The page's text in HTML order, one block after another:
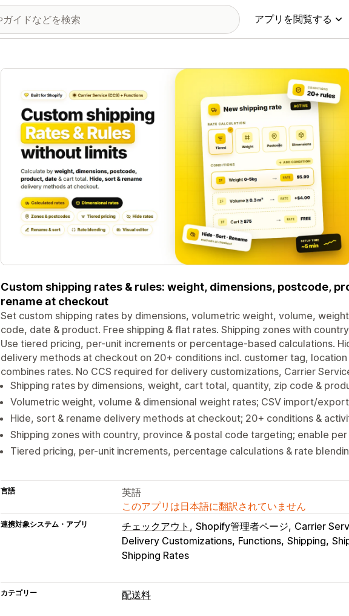
アプリを閲覧する
特集の画像ギャラリー
Custom shipping rates & rules: weight, dimensions, postcode,
rename at checkout
Set custom shipping rates by dimensions, volumetric weight, volume,
code, date & product. Free shipping & flat rates. Shipping zones with
Use tiered pricing, per-unit increments or percentage-based calculations.
delivery methods at checkout on 20+ conditions incl. customer tag,
combines rates. No CCS required for delivery customizations, Carrier
Shipping rates by dimensions, weight, cart total, quantity, zip code &
Volumetric weight, volume & dimensional weight rates; CSV import/export
Hide, sort & rename delivery methods at checkout; 20+ conditions &
Shipping zones with country, province & postal code targeting; enable
Tiered pricing, per-unit increments, percentage calculations & rate
言語
英語
このアプリは日本語に翻訳されていません
連携対象システム・アプリ チェックアウト Shopify管理者ページ Carrier
Delivery Customizations Functions Shipping
Shipping Rates
カテゴリー 配送料